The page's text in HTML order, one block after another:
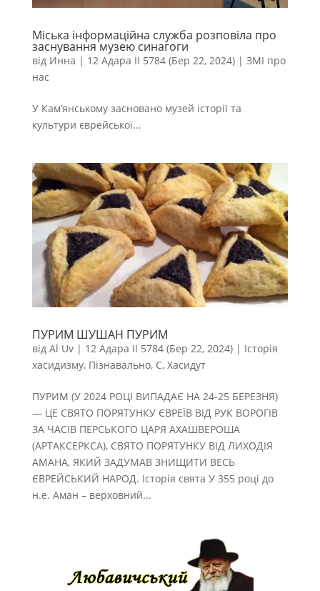
Міська інформаційна служба розповіла про
заснування музею синагоги
від Инна | 12 Адара II 5784 (Бер 22, 2024)| ЗМІ про
нас
У Кам’янському засновано музей історії та
культури єврейської...
ПУРИМ ШУШАН ПУРИМ
від Al Uv| 12 Адара II 5784 (Бер 22, 2024)| Історія
хасидизму, Пізнавально, С, Хасидут
ПУРИМ (У 2024 РОЦІ ВИПАДАЄ НА 24-25 БЕРЕЗНЯ)
— ЦЕ СВЯТО ПОРЯТУНКУ ЄВРЕЇВ ВІД РУК ВОРОГІВ
ЗА ЧАСІВ ПЕРСЬКОГО ЦАРЯ АХАШВЕРОША
(АРТАКСЕРКСА), СВЯТО ПОРЯТУНКУ ВІД ЛИХОДІЯ
АМАНА, ЯКИЙ ЗАДУМАВ ЗНИЩИТИ ВЕСЬ
ЄВРЕЙСЬКИЙ НАРОД. Історія свята У 355 році до
н.е. Аман – верховний...